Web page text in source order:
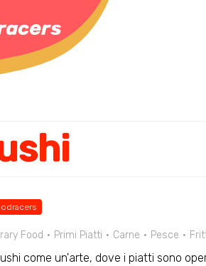
Food Primi Piatti Carne Pesce
come un'arte, dove i piatti sono